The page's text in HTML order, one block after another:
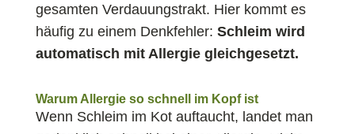
gesamten Verdauungstrakt. Hier kommt es
häufig zu einem Denkfehler: Schleim wird
automatisch mit Allergie gleichgesetzt.
Warum Allergie so schnell im Kopf ist
Wenn Schleim im Kot auftaucht, landet man